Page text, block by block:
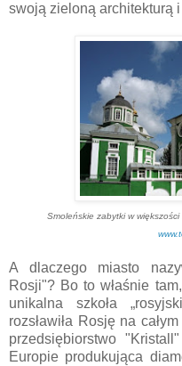
swoją zieloną architekturą
Smoleńskie zabytki w
A dlaczego miasto
Rosji"? Bo to właśnie
unikalna szkoła
rozsławiła Rosję na
przedsiębiorstwo
Europie produkująca